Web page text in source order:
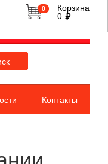
Контакты
0 Корзина
0